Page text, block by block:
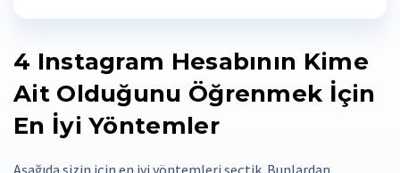
4 Instagram Hesabının Kime
Ait Olduğunu Öğrenmek İçin
En İyi Yöntemler
Aşağıda sizin için en iyi yöntemleri seçtik. Bunlardan